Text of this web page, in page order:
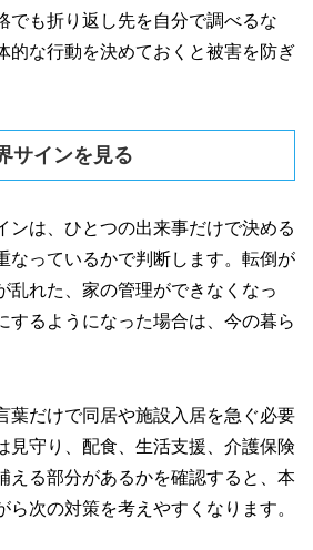
でも折り返し先を自分で調べるな
的な行動を決めておくと被害を防ぎ
サインを見る
ンは、ひとつの出来事だけで決める
なっているかで判断します。転倒が
乱れた、家の管理ができなくなっ
するようになった場合は、今の暮ら
葉だけで同居や施設入居を急ぐ必要
見守り、配食、生活支援、介護保険
える部分があるかを確認すると、本
ら次の対策を考えやすくなります。